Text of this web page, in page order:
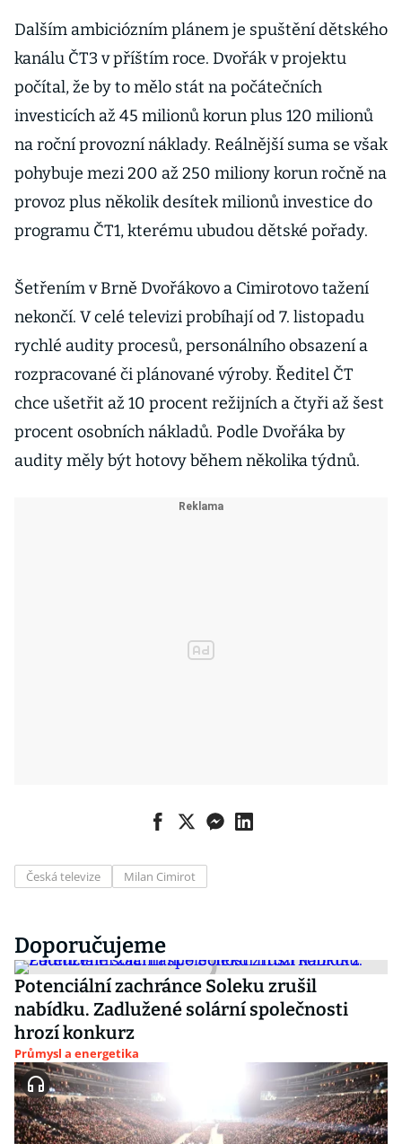
Dalším ambiciózním plánem je spuštění dětského
kanálu ČT3 v příštím roce. Dvořák v projektu
počítal, že by to mělo stát na počátečních
investicích až 45 milionů korun plus 120 milionů
na roční provozní náklady. Reálnější suma se však
pohybuje mezi 200 až 250 miliony korun ročně na
provoz plus několik desítek milionů investice do
programu ČT1, kterému ubudou dětské pořady.
Šetřením v Brně Dvořákovo a Cimirotovo tažení
nekončí. V celé televizi probíhají od 7. listopadu
rychlé audity procesů, personálního obsazení a
rozpracované či plánované výroby. Ředitel ČT
chce ušetřit až 10 procent režijních a čtyři až šest
procent osobních nákladů. Podle Dvořáka by
audity měly být hotovy během několika týdnů.
Česká televize Milan Cimirot
Doporučujeme
Potenciální zachránce Soleku zrušil
nabídku. Zadlužené solární společnosti
hrozí konkurz
Průmysl a energetika